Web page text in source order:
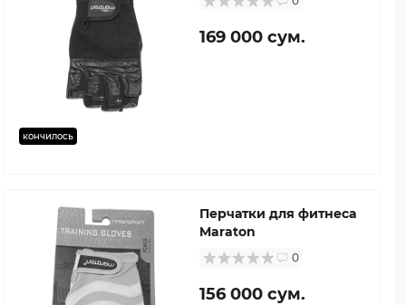
кончилось
169 000 сум.
Перчатки для фитнеса
Maraton
0
156 000 сум.